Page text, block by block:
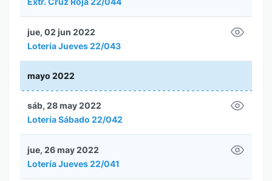
Lotería Jueves 22/043
jue, 02 jun 2022
mayo 2022
Lotería Sábado 22/042
sáb, 28 may 2022
Lotería Jueves 22/041
jue, 26 may 2022